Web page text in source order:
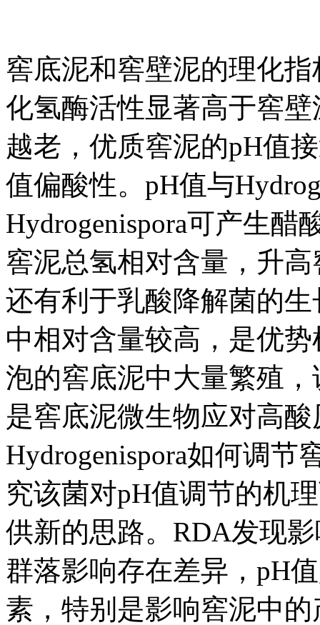
窖底泥和窖壁泥的理化
化氢酶活性显著高于窖
越老，优质窖泥的pH值
值偏酸性。pH值与
Hydrogenispora可产生
窖泥总氢相对含量，升
还有利于乳酸降解菌的生
中相对含量较高，是优
泡的窖底泥中大量繁殖
是窖底泥微生物应对高
Hydrogenispora如何调
究该菌对pH值调节的机
供新的思路。RDA发现
群落影响存在差异，pH
素，特别是影响窖泥中